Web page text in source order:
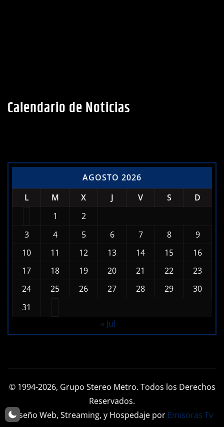
Calendario de Noticias
AGOSTO 2026
L
M X J V S
D
1
2
3
4 5 6 7 8
9
10
11 12 13 14 15
16
17
18 19 20 21 22
23
24
25 26 27 28 29
30
31
« Jul
© 1994-2026, Grupo Stereo Metro. Todos los Derechos
Reservados.
Diseño Web, Streaming, y Hospedaje por Emisoras Tv